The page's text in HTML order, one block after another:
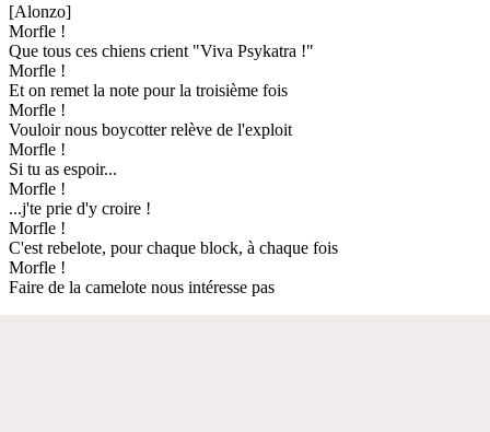
[Alonzo]
Morfle !
Que tous ces chiens crient "Viva Psykatra !"
Morfle !
Et on remet la note pour la troisième fois
Morfle !
Vouloir nous boycotter relève de l'exploit
Morfle !
Si tu as espoir...
Morfle !
...j'te prie d'y croire !
Morfle !
C'est rebelote, pour chaque block, à chaque fois
Morfle !
Faire de la camelote nous intéresse pas